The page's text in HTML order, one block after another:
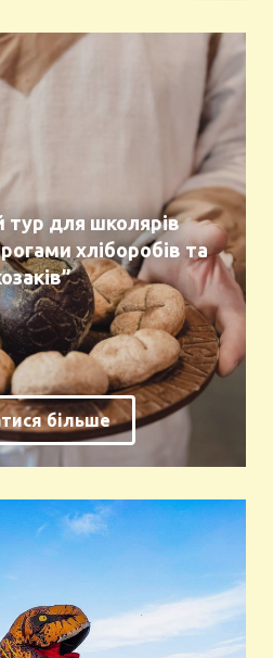
для школярів
хліборобів та
більше